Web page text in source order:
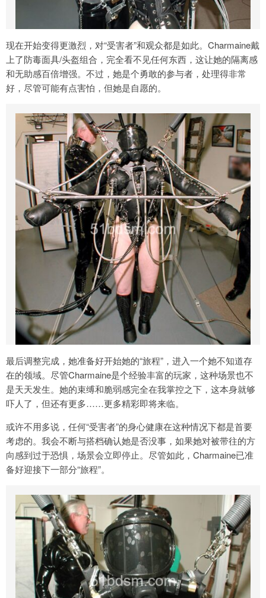
现在开始变得更激烈，对“受害者”和观众都是如此。Charmaine戴
上了防毒面具/头盔组合，完全看不见任何东西，这让她的隔离感
和无助感百倍增强。不过，她是个勇敢的参与者，处理得非常
好，尽管可能有点害怕，但她是自愿的。
最后调整完成，她准备好开始她的“旅程”，进入一个她不知道存
在的领域。尽管Charmaine是个经验丰富的玩家，这种场景也不
是天天发生。她的束缚和脆弱感完全在我掌控之下，这本身就够
吓人了，但还有更多……更多精彩即将来临。
或许不用多说，任何“受害者”的身心健康在这种情况下都是首要
考虑的。我会不断与搭档确认她是否没事，如果她对被带往的方
向感到过于恐惧，场景会立即停止。尽管如此，Charmaine已准
备好迎接下一部分“旅程”。